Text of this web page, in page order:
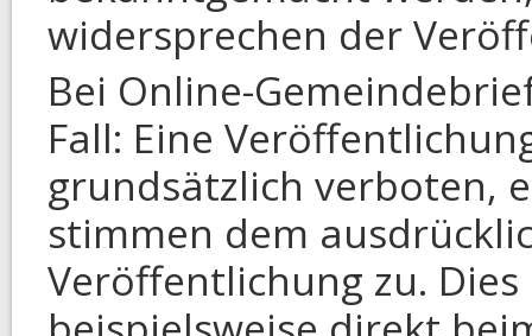
widersprechen der
Bei Online-
Fall: Eine
grundsätzlich verboten,
stimmen dem
Veröffentlichung zu.